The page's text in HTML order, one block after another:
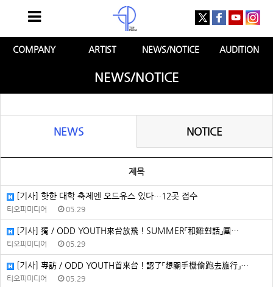
COMPANY ARTIST NEWS/NOTICE AUDITION
NEWS/NOTICE
NEWS NOTICE
제목
[기사] 핫한 대학 축제엔 오드유스 있다…12곳 접수
티오피미디어 05.29
[기사] 獨／ODD YOUTH來台放飛！SUMMER「和雞對話」團…
티오피미디어 05.29
[기사] 專訪／ODD YOUTH首來台！認了「想關手機偷跑去旅行」…
티오피미디어 05.29